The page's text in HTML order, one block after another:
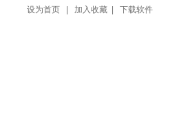
设为首页 加入收藏 下载软件